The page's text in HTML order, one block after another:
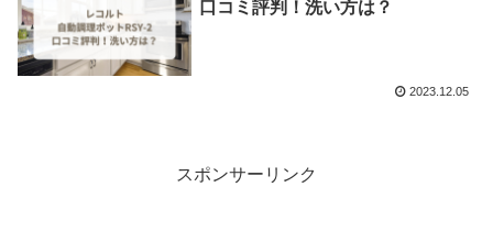
口コミ評判！洗い方は？
2023.12.05
スポンサーリンク